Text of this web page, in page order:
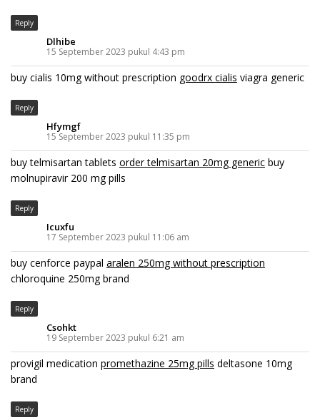
Reply
Dlhibe
15 September 2023 pukul 4:43 pm
buy cialis 10mg without prescription goodrx cialis viagra generic
Reply
Hfymgf
15 September 2023 pukul 11:35 pm
buy telmisartan tablets order telmisartan 20mg generic buy
molnupiravir 200 mg pills
Reply
Icuxfu
17 September 2023 pukul 11:06 am
buy cenforce paypal aralen 250mg without prescription
chloroquine 250mg brand
Reply
Csohkt
19 September 2023 pukul 6:21 am
provigil medication promethazine 25mg pills deltasone 10mg
brand
Reply